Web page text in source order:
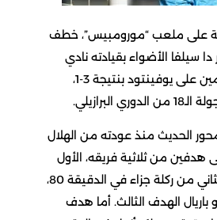
على ملعب “مورومبيس”، خطف
دا سيلفا الأضواء بقيادته نادي
سانتوس إلى فوز ثمين على يوفينتود بنتيجة 3-1،
البرازيلي.
محور الحديث منذ عودته من الهلال
من ثلاثية فريقه، الأول
في الدقيقة 37 والثاني من ركلة جزاء في الدقيقة 80،
الهدف الثالث. أما هدف